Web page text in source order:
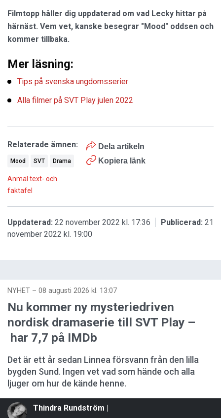
Filmtopp håller dig uppdaterad om vad Lecky hittar på
härnäst. Vem vet, kanske besegrar "Mood" oddsen och
kommer tillbaka.
Mer läsning:
Tips på svenska ungdomsserier
Alla filmer på SVT Play julen 2022
Dela artikeln
Kopiera länk
Relaterade ämnen:
Mood SVT Drama
Anmäl text- och
faktafel
Uppdaterad: 22 november 2022 kl. 17:36 Publicerad: 21
november 2022 kl. 19:00
NYHET – 08 augusti 2026 kl. 13:07
Nu kommer ny mysteriedriven
nordisk dramaserie till SVT Play –
har 7,7 på IMDb
Det är ett år sedan Linnea försvann från den lilla
bygden Sund. Ingen vet vad som hände och alla
ljuger om hur de kände henne.
Thindra Rundström |